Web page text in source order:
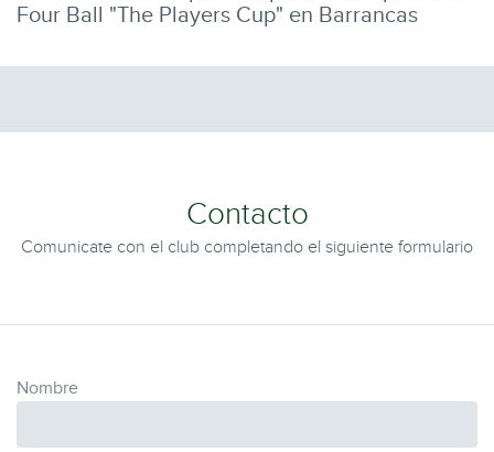
Four Ball "The Players Cup" en Barrancas
Contacto
Comunicate con el club completando el siguiente formulario
Nombre